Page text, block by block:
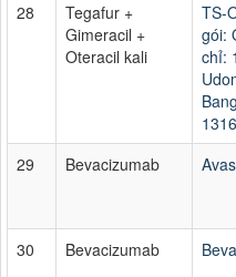
28
Tegafur +
Gimeracil +
Oteracil kali
TS-
gói:
chỉ:
29
Bevacizumab
30 Bevacizumab